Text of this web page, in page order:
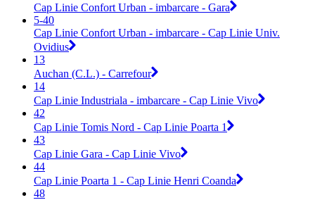
Cap Linie Confort Urban - imbarcare - Gara
5-40
Cap Linie Confort Urban - imbarcare - Cap Linie Univ.
Ovidius
13
Auchan (C.L.) - Carrefour
14
Cap Linie Industriala - imbarcare - Cap Linie Vivo
42
Cap Linie Tomis Nord - Cap Linie Poarta 1
43
Cap Linie Gara - Cap Linie Vivo
44
Cap Linie Poarta 1 - Cap Linie Henri Coanda
48